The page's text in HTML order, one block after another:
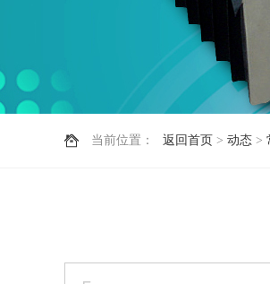
当前位置： 返回首页 > 动态 >